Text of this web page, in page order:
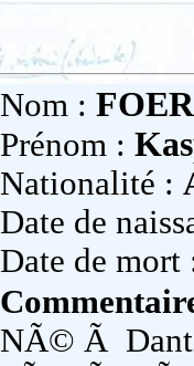
Nom :
Prénom :
Nationalité :
Date de
Date de mort
NÃ© Ã